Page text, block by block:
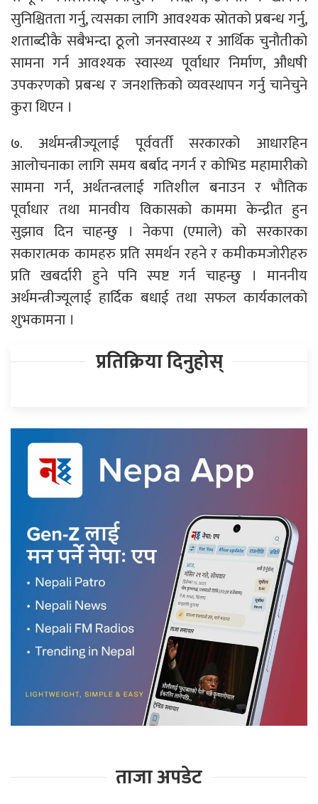
सुनिश्चितता गर्नु, त्यसका लागि आवश्यक स्रोतको प्रबन्ध गर्नु,
शताब्दीकै सबैभन्दा ठूलो जनस्वास्थ्य र आर्थिक चुनौतीको
सामना गर्न आवश्यक स्वास्थ्य पूर्वाधार निर्माण, औधषी
उपकरणको प्रबन्ध र जनशक्तिको व्यवस्थापन गर्नु चानेचुने
कुरा थिएन ।
७. अर्थमन्त्रीज्यूलाई पूर्ववर्ती सरकारको आधारहिन
आलोचनाका लागि समय बर्बाद नगर्न र कोभिड महामारीको
सामना गर्न, अर्थतन्त्रलाई गतिशील बनाउन र भौतिक
पूर्वाधार तथा मानवीय विकासको काममा केन्द्रीत हुन
सुझाव दिन चाहन्छु । नेकपा (एमाले) को सरकारका
सकारात्मक कामहरु प्रति समर्थन रहने र कमीकमजोरीहरु
प्रति खबर्दारी हुने पनि स्पष्ट गर्न चाहन्छु । माननीय
अर्थमन्त्रीज्यूलाई हार्दिक बधाई तथा सफल कार्यकालको
शुभकामना ।
प्रतिक्रिया दिनुहोस्
ताजा अपडेट